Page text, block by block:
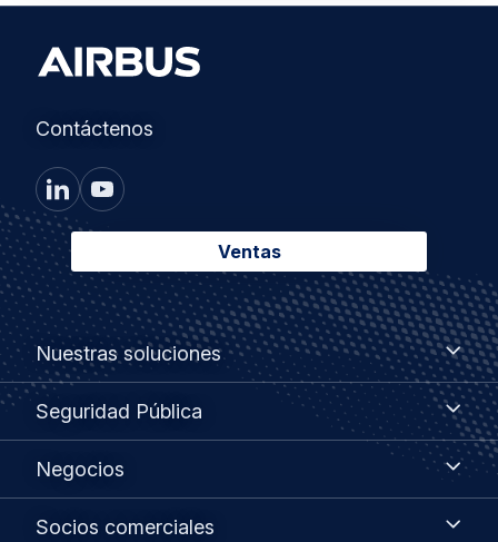
Contáctenos
Ventas
Footer
menu
Nuestras soluciones
Nuestras
soluciones
Seguridad Pública
Seguridad
Negocios
Socios comerciales